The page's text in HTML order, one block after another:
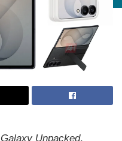
Galaxy Unpacked,